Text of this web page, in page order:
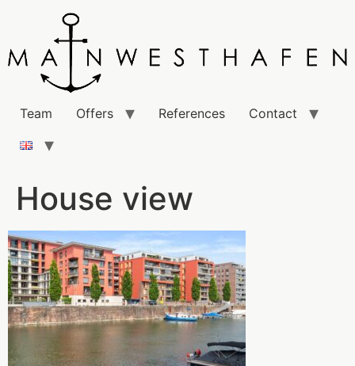
Team Offers References Contact
House view